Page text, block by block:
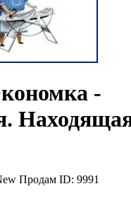
-
Продам ID: 9991